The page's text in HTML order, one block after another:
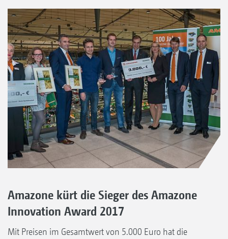
Amazone kürt die Sieger des Amazone
Innovation Award 2017
Mit Preisen im Gesamtwert von 5.000 Euro hat die